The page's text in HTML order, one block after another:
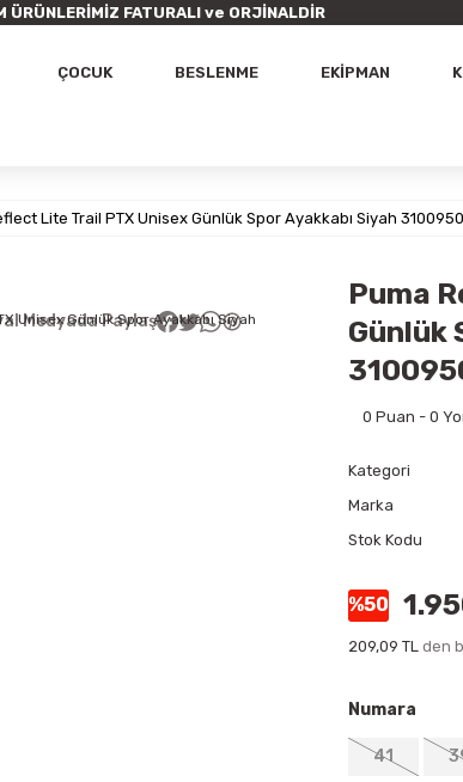
FATURALI ve ORJİNALDİR
ÇOCUK BESLENME EKİPMAN
Lite Trail PTX Unisex Günlük Spor Ayakkabı Siyah
Medyada Paylaş
Puma
Günlük
0 Puan - 0
Kategori
Marka
Stok Kodu
%50
209,09 TL den
Numara
41